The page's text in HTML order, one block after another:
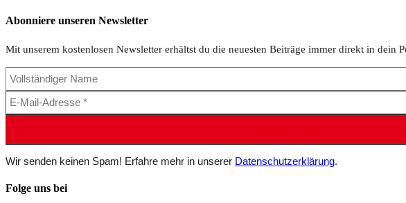
Abonniere unseren Newsletter
Mit unserem kostenlosen Newsletter erhältst du die neuesten Beiträge immer direkt in dein
Wir senden keinen Spam! Erfahre mehr in unserer Datenschutzerklärung.
Folge uns bei